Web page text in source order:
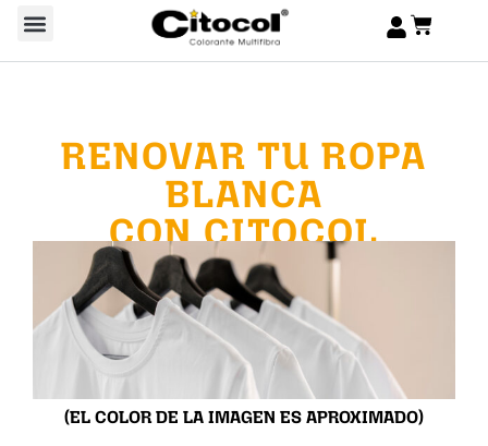
RENOVAR TU ROPA
BLANCA
CON CITOCOL
(EL COLOR DE LA IMAGEN ES APROXIMADO)